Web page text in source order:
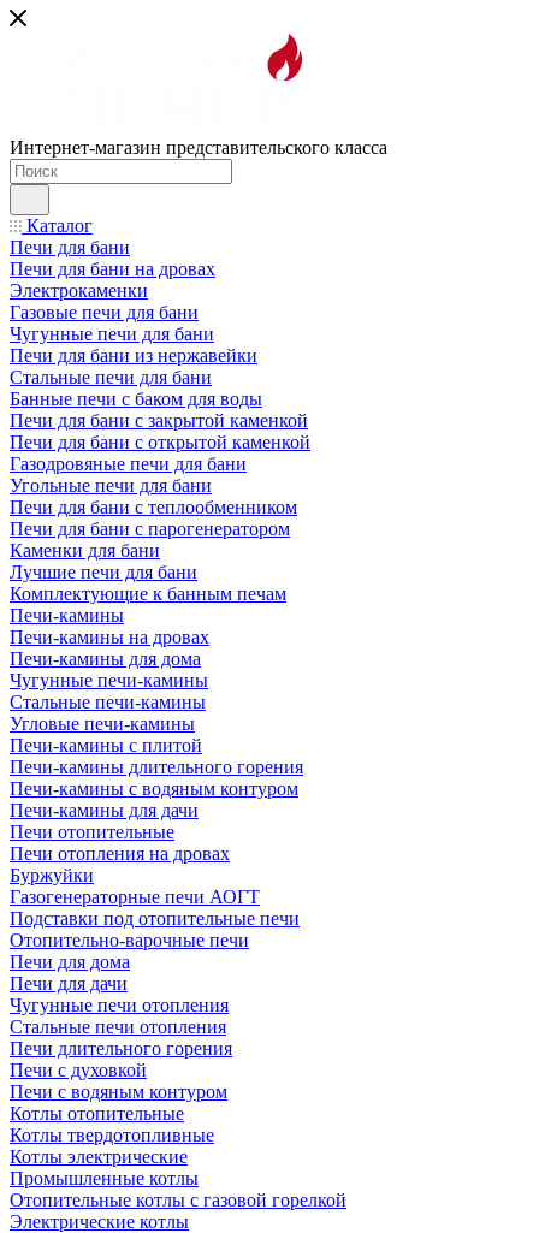
Интернет-магазин представительского класса
Каталог
Печи для бани
Печи для бани на дровах
Электрокаменки
Газовые печи для бани
Чугунные печи для бани
Печи для бани из нержавейки
Стальные печи для бани
Банные печи с баком для воды
Печи для бани с закрытой каменкой
Печи для бани с открытой каменкой
Газодровяные печи для бани
Угольные печи для бани
Печи для бани с теплообменником
Печи для бани с парогенератором
Каменки для бани
Лучшие печи для бани
Комплектующие к банным печам
Печи-камины
Печи-камины на дровах
Печи-камины для дома
Чугунные печи-камины
Стальные печи-камины
Угловые печи-камины
Печи-камины с плитой
Печи-камины длительного горения
Печи-камины с водяным контуром
Печи-камины для дачи
Печи отопительные
Печи отопления на дровах
Буржуйки
Газогенераторные печи АОГТ
Подставки под отопительные печи
Отопительно-варочные печи
Печи для дома
Печи для дачи
Чугунные печи отопления
Стальные печи отопления
Печи длительного горения
Печи с духовкой
Печи с водяным контуром
Котлы отопительные
Котлы твердотопливные
Котлы электрические
Промышленные котлы
Отопительные котлы с газовой горелкой
Электрические котлы